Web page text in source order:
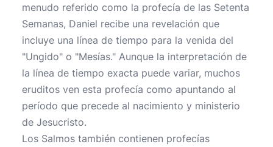
menudo referido como la profecía de las Setenta
Semanas, Daniel recibe una revelación que
incluye una línea de tiempo para la venida del
"Ungido" o "Mesías." Aunque la interpretación de
la línea de tiempo exacta puede variar, muchos
eruditos ven esta profecía como apuntando al
período que precede al nacimiento y ministerio
de Jesucristo.
Los Salmos también contienen profecías